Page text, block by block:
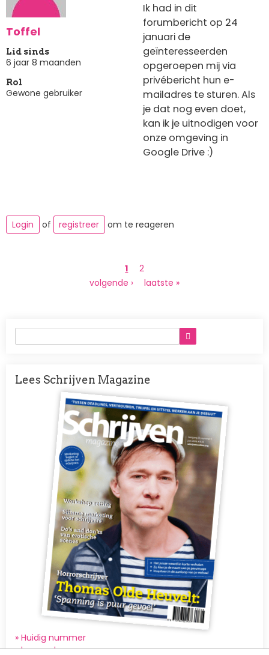
Toffel
Lid sinds
6 jaar 8 maanden
Rol
Gewone gebruiker
Ik had in dit
forumbericht op 24
januari de
geïnteresseerden
opgeroepen mij via
privébericht hun e-
mailadres te sturen. Als
je dat nog even doet,
kan ik je uitnodigen voor
onze omgeving in
Google Drive :)
Login of registreer om te reageren
Huidige
pagina
1 Page
2
Volgende
volgende ›
Laatste
laatste »
Lees Schrijven Magazine
Afbeelding
» Huidig nummer
»komend nummer